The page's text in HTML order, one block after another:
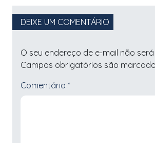
DEIXE UM COMENTÁRIO
O seu endereço de e-mail não
Campos obrigatórios são
Comentário *